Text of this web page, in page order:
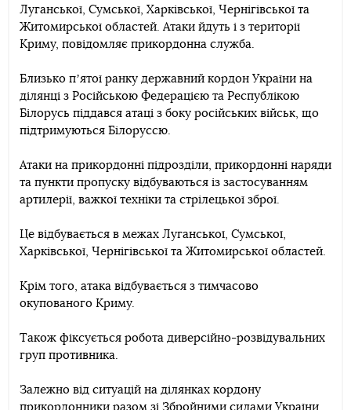
Луганської, Сумської, Харківської, Чернігівської та
Житомирської областей. Атаки йдуть і з території
Криму, повідомляє прикордонна служба.
Близько пʼятої ранку державний кордон України на
ділянці з Російською Федерацією та Республікою
Білорусь піддався атаці з боку російських військ, що
підтримуються Білоруссю.
Атаки на прикордонні підрозділи, прикордонні наряди
та пункти пропуску відбуваються із застосуванням
артилерії, важкої техніки та стрілецької зброї.
Це відбувається в межах Луганської, Сумської,
Харківської, Чернігівської та Житомирської областей.
Крім того, атака відбувається з тимчасово
окупованого Криму.
Також фіксується робота диверсійно-розвідувальних
груп противника.
Залежно від ситуацій на ділянках кордону
прикордонники разом зі Збройними силами України